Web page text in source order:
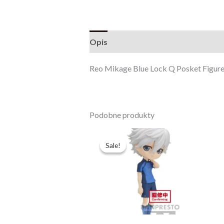
Opis
Reo Mikage Blue Lock Q Posket
Podobne produkty
Sale!
Sale!
Pierwotna
cena
wynosiła:
174,99 zł.
Aktualna
cena
wynosi:
124,99 zł.